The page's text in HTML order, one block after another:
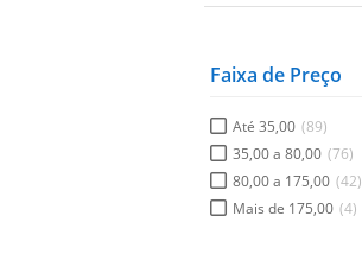
PASTA MAKER
Faixa de Preço
Até 35,00 (89)
35,00 a 80,00 (76)
80,00 a 175,00 (42)
Mais de 175,00 (4)